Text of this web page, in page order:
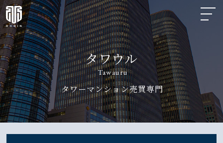
タワウル
Tawauru
タワーマンション売買専門